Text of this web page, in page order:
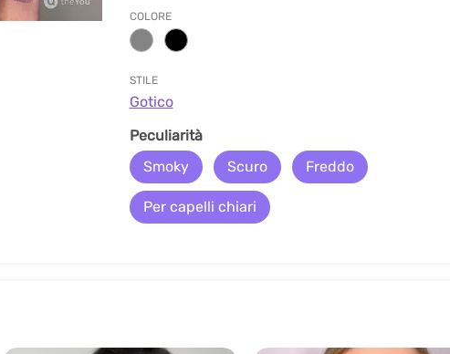
COLORE
STILE
Gotico
Peculiarità
Smoky
Scuro Freddo
Per capelli chiari